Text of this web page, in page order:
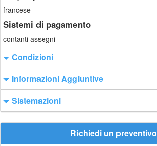
francese
Sistemi di pagamento
contanti assegni
Condizioni
Informazioni Aggiuntive
Sistemazioni
Richiedi un preventivo